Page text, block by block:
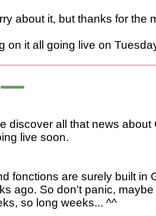
about it, but thanks for the
on it all going live on
discover all that news about
live soon.
fonctions are surely built in
ago. So don't panic,
so long weeks... ^^